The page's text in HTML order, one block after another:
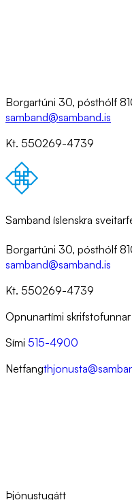
Borgartúni 30, pósthólf
samband@samband.is
Kt. 550269-4739
Samband íslenskra
Borgartúni 30, pósthólf
samband@samband.is
Kt. 550269-4739
Opnunartími
Sími 515-4900
Netfang
Þjónustugátt